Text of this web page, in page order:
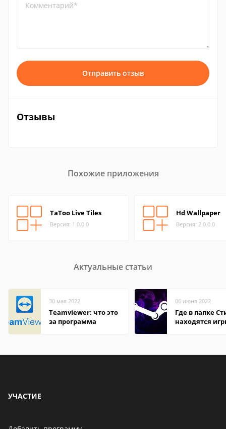
Комментарий*
Отправить отзыв
Отзывы
Похожие приложения
TaToo Live Tiles
Версия: 1.0.0.0
Hd Wallpaper
Версия: 2.0.0.0
Актуальные статьи
30 мая 2022
Teamviewer: что это
за программа
06 июня 2022
Где в папке
находятся
УЧАСТИЕ